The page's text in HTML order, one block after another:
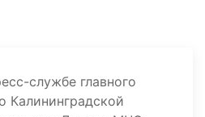
службе главного
Калининградской